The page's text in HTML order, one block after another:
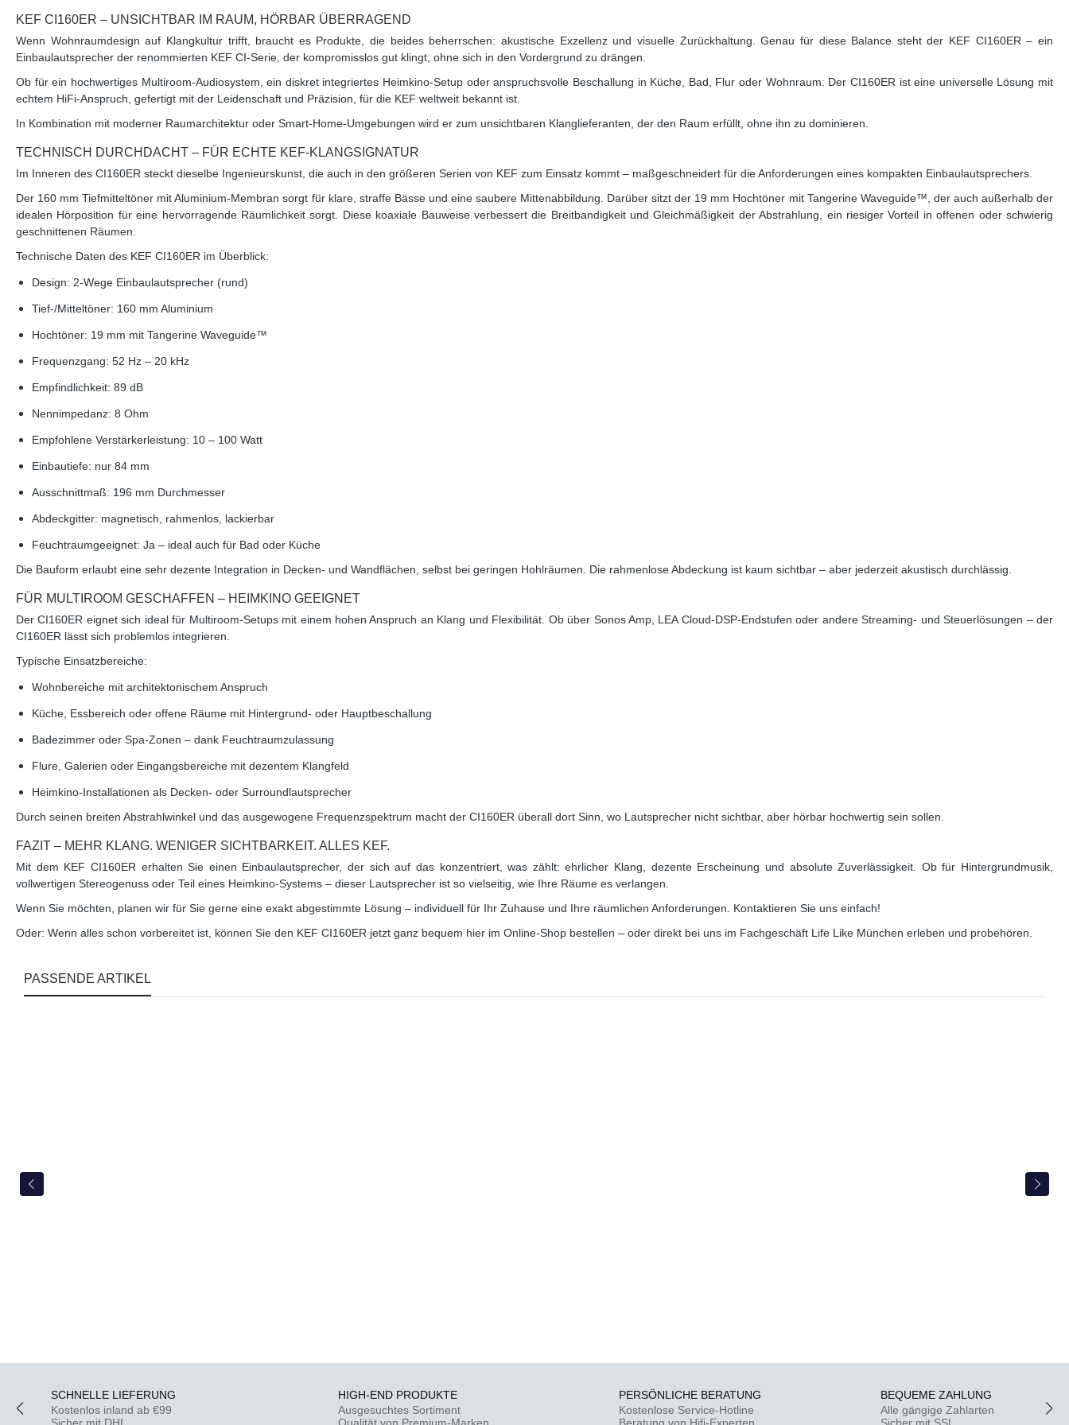
KEF CI160ER – UNSICHTBAR IM RAUM, HÖRBAR ÜBERRAGEND
Wenn Wohnraumdesign auf Klangkultur trifft, braucht es Produkte, die beides beherrschen: akustische Exzellenz und visuelle Zurückhaltung. Genau für diese Balance steht der KEF CI160ER – ein
Einbaulautsprecher der renommierten KEF CI-Serie, der kompromisslos gut klingt, ohne sich in den Vordergrund zu drängen.
Ob für ein hochwertiges Multiroom-Audiosystem, ein diskret integriertes Heimkino-Setup oder anspruchsvolle Beschallung in Küche, Bad, Flur oder Wohnraum: Der CI160ER ist eine universelle Lösung mit
echtem HiFi-Anspruch, gefertigt mit der Leidenschaft und Präzision, für die KEF weltweit bekannt ist.
In Kombination mit moderner Raumarchitektur oder Smart-Home-Umgebungen wird er zum unsichtbaren Klanglieferanten, der den Raum erfüllt, ohne ihn zu dominieren.
TECHNISCH DURCHDACHT – FÜR ECHTE KEF-KLANGSIGNATUR
Im Inneren des CI160ER steckt dieselbe Ingenieurskunst, die auch in den größeren Serien von KEF zum Einsatz kommt – maßgeschneidert für die Anforderungen eines kompakten Einbaulautsprechers.
Der 160 mm Tiefmitteltöner mit Aluminium-Membran sorgt für klare, straffe Bässe und eine saubere Mittenabbildung. Darüber sitzt der 19 mm Hochtöner mit Tangerine Waveguide™, der auch außerhalb der
idealen Hörposition für eine hervorragende Räumlichkeit sorgt. Diese koaxiale Bauweise verbessert die Breitbandigkeit und Gleichmäßigkeit der Abstrahlung, ein riesiger Vorteil in offenen oder schwierig
geschnittenen Räumen.
Technische Daten des KEF CI160ER im Überblick:
Design: 2-Wege Einbaulautsprecher (rund)
Tief-/Mitteltöner: 160 mm Aluminium
Hochtöner: 19 mm mit Tangerine Waveguide™
Frequenzgang: 52 Hz – 20 kHz
Empfindlichkeit: 89 dB
Nennimpedanz: 8 Ohm
Empfohlene Verstärkerleistung: 10 – 100 Watt
Einbautiefe: nur 84 mm
Ausschnittmaß: 196 mm Durchmesser
Abdeckgitter: magnetisch, rahmenlos, lackierbar
Feuchtraumgeeignet: Ja – ideal auch für Bad oder Küche
Die Bauform erlaubt eine sehr dezente Integration in Decken- und Wandflächen, selbst bei geringen Hohlräumen. Die rahmenlose Abdeckung ist kaum sichtbar – aber jederzeit akustisch durchlässig.
FÜR MULTIROOM GESCHAFFEN – HEIMKINO GEEIGNET
Der CI160ER eignet sich ideal für Multiroom-Setups mit einem hohen Anspruch an Klang und Flexibilität. Ob über Sonos Amp, LEA Cloud-DSP-Endstufen oder andere Streaming- und Steuerlösungen – der
CI160ER lässt sich problemlos integrieren.
Typische Einsatzbereiche:
Wohnbereiche mit architektonischem Anspruch
Küche, Essbereich oder offene Räume mit Hintergrund- oder Hauptbeschallung
Badezimmer oder Spa-Zonen – dank Feuchtraumzulassung
Flure, Galerien oder Eingangsbereiche mit dezentem Klangfeld
Heimkino-Installationen als Decken- oder Surroundlautsprecher
Durch seinen breiten Abstrahlwinkel und das ausgewogene Frequenzspektrum macht der CI160ER überall dort Sinn, wo Lautsprecher nicht sichtbar, aber hörbar hochwertig sein sollen.
FAZIT – MEHR KLANG. WENIGER SICHTBARKEIT. ALLES KEF.
Mit dem KEF CI160ER erhalten Sie einen Einbaulautsprecher, der sich auf das konzentriert, was zählt: ehrlicher Klang, dezente Erscheinung und absolute Zuverlässigkeit. Ob für Hintergrundmusik,
vollwertigen Stereogenuss oder Teil eines Heimkino-Systems – dieser Lautsprecher ist so vielseitig, wie Ihre Räume es verlangen.
Wenn Sie möchten, planen wir für Sie gerne eine exakt abgestimmte Lösung – individuell für Ihr Zuhause und Ihre räumlichen Anforderungen. Kontaktieren Sie uns einfach!
Oder: Wenn alles schon vorbereitet ist, können Sie den KEF CI160ER jetzt ganz bequem hier im Online-Shop bestellen – oder direkt bei uns im Fachgeschäft Life Like München erleben und probehören.
PASSENDE ARTIKEL
SCHNELLE LIEFERUNG
Kostenlos inland ab €99
HIGH-END PRODUKTE
Ausgesuchtes Sortiment
PERSÖNLICHE BERATUNG
Kostenlose Service-Hotline
BEQUEME ZAHLUNG
Alle gängige Zahlarten